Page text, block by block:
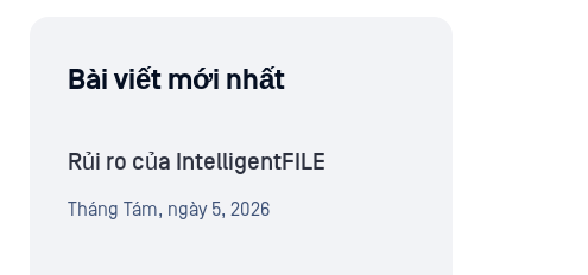
Bài viết mới nhất
Rủi ro của IntelligentFILE
Tháng Tám, ngày 5, 2026